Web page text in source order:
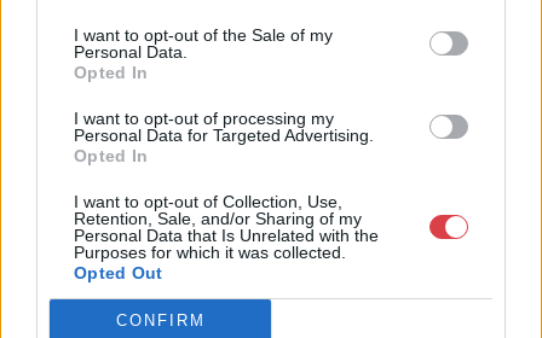
I want to opt-out of the Sale of my
Personal Data.
Opted In
I want to opt-out of processing my
Personal Data for Targeted Advertising.
Opted In
I want to opt-out of Collection, Use,
Retention, Sale, and/or Sharing of my
Personal Data that Is Unrelated with the
Purposes for which it was collected.
Opted Out
CONFIRM
KAPCSOLÓDÓ MŰTÁRGYAK